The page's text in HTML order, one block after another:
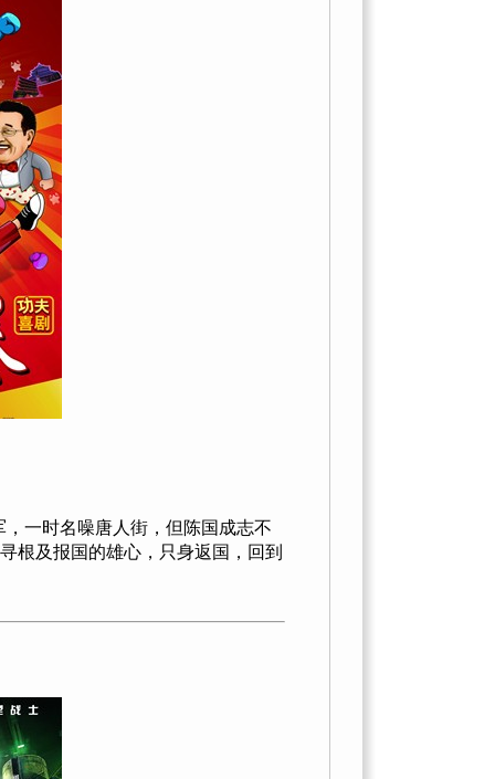
一时名噪唐人街，但陈国成志不
根及报国的雄心，只身返国，回到